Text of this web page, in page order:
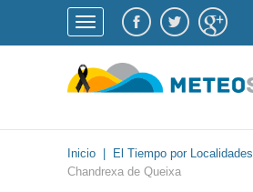
Inicio El Tiempo por Localidades
Chandrexa de Queixa